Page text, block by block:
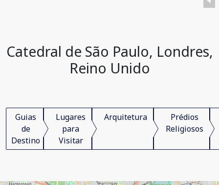
Catedral de São Paulo, Londres,
Reino Unido
Guias
de
Destino
Lugares
para
Visitar
Arquitetura
Prédios
Religiosos